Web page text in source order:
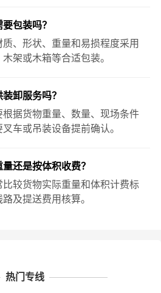
包装吗？
质、形状、重量和易损程度采用
架或木箱等合适包装。
卸服务吗？
根据货物重量、数量、现场条件
车或吊装设备提前确认。
还是按体积收费？
比较货物实际重量和体积计费标
及提送费用核算。
热门专线